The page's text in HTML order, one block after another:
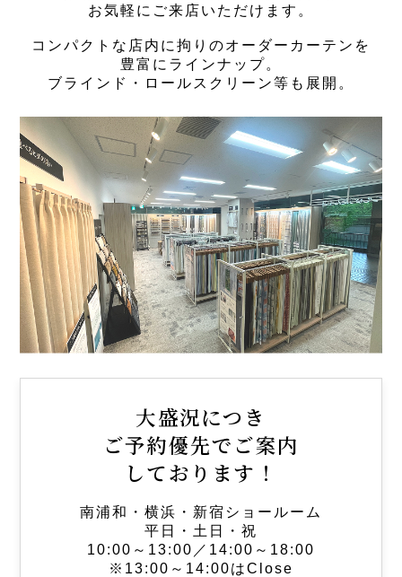
お気軽にご来店いただけます。
コンパクトな店内に拘りのオーダーカーテンを
豊富にラインナップ。
ブラインド・ロールスクリーン等も展開。
大盛況につき
ご予約優先でご案内
しております！
南浦和・横浜・新宿ショールーム
平日・土日・祝
10:00～13:00／14:00～18:00
※13:00～14:00はClose